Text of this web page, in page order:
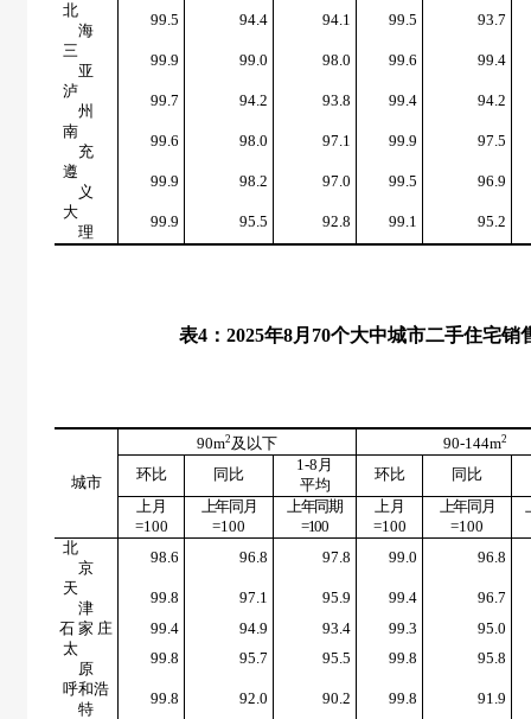
北
海
99.5 94.4 94.1 99.5
93.7
三
亚
99.9 99.0 98.0 99.6
99.4
泸
州
99.7 94.2 93.8 99.4
94.2
南
充
99.6 98.0 97.1 99.9
97.5
遵
义
99.9 98.2 97.0 99.5
96.9
大
理
99.9 95.5 92.8 99.1 95.2
表4 ： 2025年8月 70个大中城市二手住宅销
城市
90m2 及以下 90-144m2
环比 同比
1-8 月
平均
环比
同比
上月
=100
上年同月
=100
上年同期
=100
上月
=100
上年同月
=100
北
京
98.6 96.8 97.8 99.0
96.8
天
津
99.8 97.1 95.9 99.4
96.7
石 家 庄
99.4 94.9 93.4 99.3
95.0
太
原
99.8 95.7 95.5 99.8
95.8
呼和浩
特
99.8 92.0 90.2 99.8
91.9